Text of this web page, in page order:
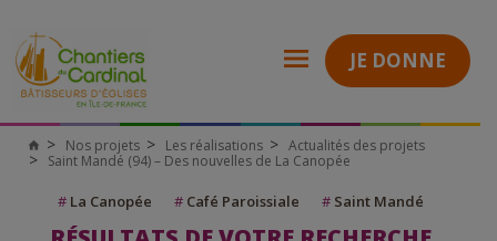
JE DONNE
Nos projets Les réalisations
Actualités des projets
Saint Mandé (94) – Des nouvelles de La Canopée
#La Canopée #Café Paroissiale #Saint Mandé